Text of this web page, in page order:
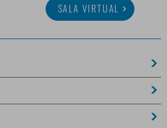
SALA VIRTUAL